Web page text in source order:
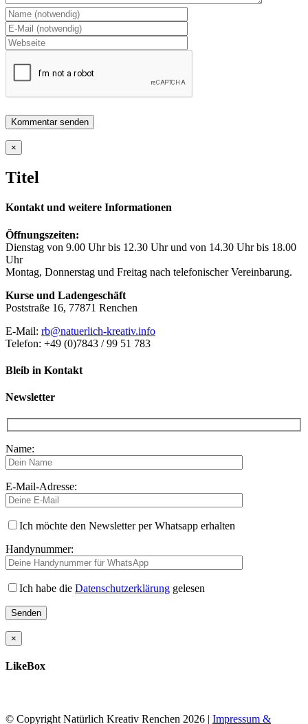
Close
product
view
×
Titel
Kontakt und weitere Informationen
Öffnungszeiten:
Dienstag von 9.00 Uhr bis 12.30 Uhr und von 14.30 Uhr bis 18.00
Uhr
Montag, Donnerstag und Freitag nach telefonischer Vereinbarung.
Kurse und Ladengeschäft
Poststraße 16, 77871 Renchen
E-Mail: rb@natuerlich-kreativ.info
Telefon: +49 (0)7843 / 99 51 783
Bleib in Kontakt
Newsletter
Name:
E-Mail-Adresse:
Ich möchte den Newsletter per Whatsapp erhalten
Handynummer:
Ich habe die Datenschutzerklärung gelesen
×
LikeBox
© Copyright Natürlich Kreativ Renchen 2026 | Impressum &